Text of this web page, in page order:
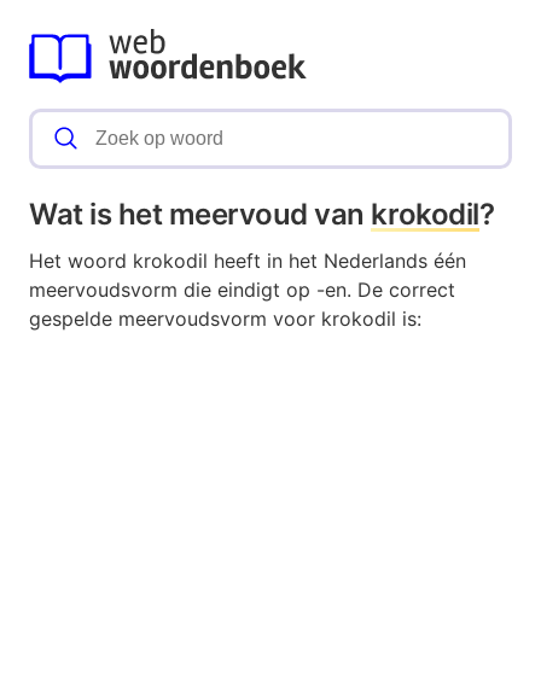
Wat is het meervoud van krokodil?
Het woord krokodil heeft in het Nederlands één
meervoudsvorm die eindigt op -en. De correct
gespelde meervoudsvorm voor krokodil is: